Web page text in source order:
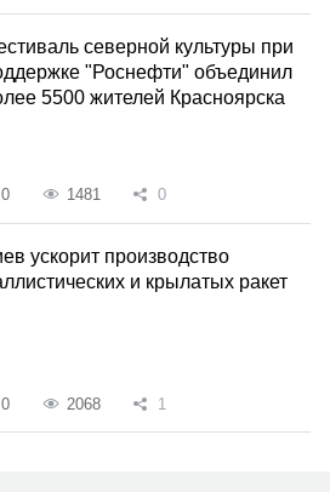
северной культуры при
"Роснефти" объединил
5500 жителей Красноярска
0 1481 0
ускорит производство
и крылатых ракет
0 2068 1